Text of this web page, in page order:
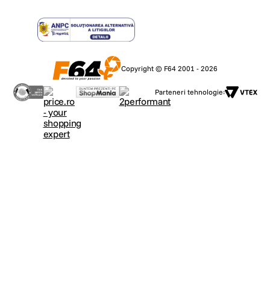
Copyright © F64 2001 - 2026
Parteneri tehnologie: